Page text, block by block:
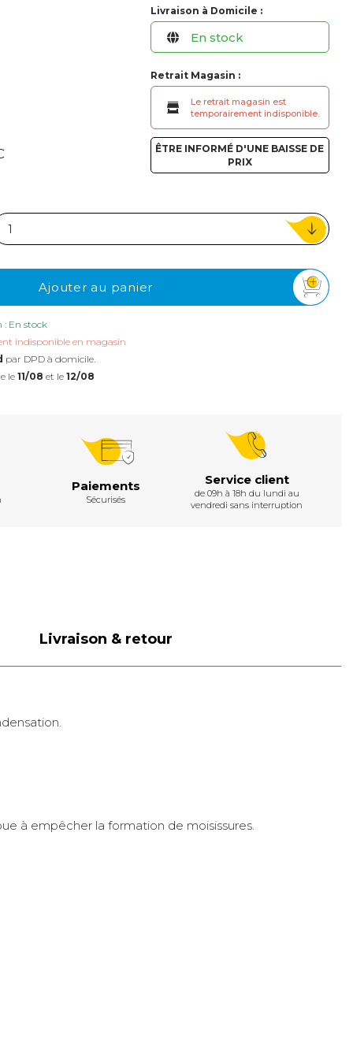
ou
Suivi de commande invité
Livraison à Domicile :
En stock
Retrait Magasin :
Le retrait magasin est
temporairement indisponible.
ÊTRE INFORMÉ D'UNE BAISSE DE
PRIX
Ajouter au panier
: En stock
indisponible en magasin
par DPD à domicile.
le11/08 et le12/08
Paiements
Sécurisés
Service client
de 09h à 18h du lundi au
vendredi sans interruption
Livraison & retour
à empêcher la formation de moisissures.